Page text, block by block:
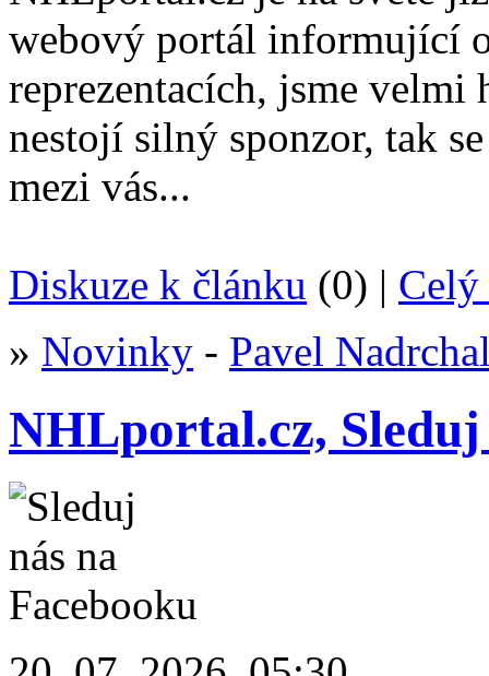
webový portál informující
reprezentacích, jsme
nestojí silný sponzor, tak
mezi vás...
Diskuze k článku (0) | Celý
» Novinky - Pavel
NHLportal.cz, Sleduj